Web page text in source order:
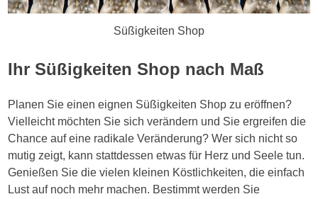
Süßigkeiten Shop
Ihr Süßigkeiten Shop nach Maß
Planen Sie einen eignen Süßigkeiten Shop zu eröffnen?
Vielleicht möchten Sie sich verändern und Sie ergreifen die
Chance auf eine radikale Veränderung? Wer sich nicht so
mutig zeigt, kann stattdessen etwas für Herz und Seele tun.
Genießen Sie die vielen kleinen Köstlichkeiten, die einfach
Lust auf noch mehr machen. Bestimmt werden Sie